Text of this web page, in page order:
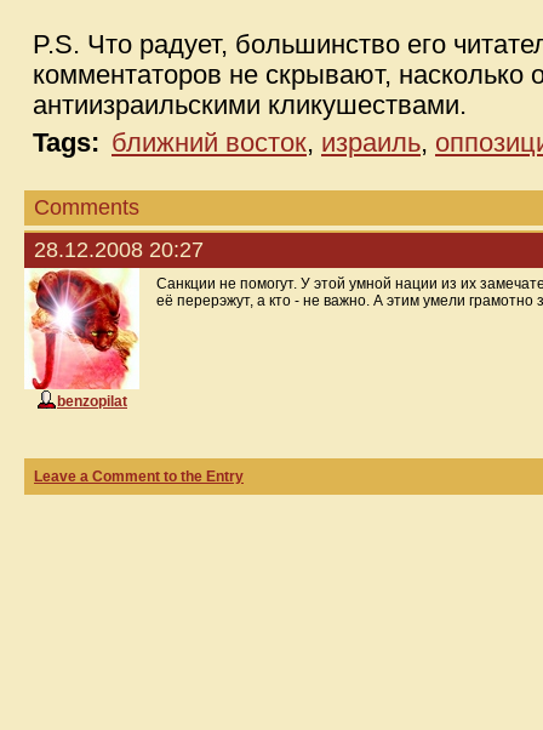
P.S. Что радует, большинство его
комментаторов не скрывают,
антиизраильскими кликушествами.
Tags: ближний восток, израиль,
Comments
28.12.2008 20:27
benzopilat
Санкции не помогут. У этой умной нации из их
её перерэжут, а кто - не важно. А этим умели грамотно
Leave a Comment to the Entry